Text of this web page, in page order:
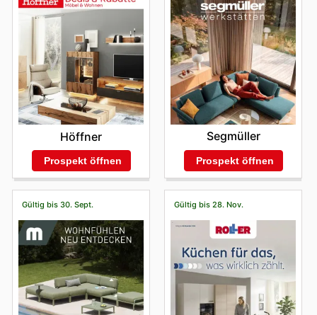
Höffner
Prospekt öffnen
Segmüller
Prospekt öffnen
Gültig bis 30. Sept. Gültig bis 28. Nov.